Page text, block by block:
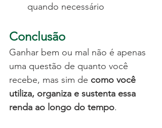
quando necessário
Conclusão
Ganhar bem ou mal não é apenas
uma questão de quanto você
recebe, mas sim de como você
utiliza, organiza e sustenta essa
renda ao longo do tempo.